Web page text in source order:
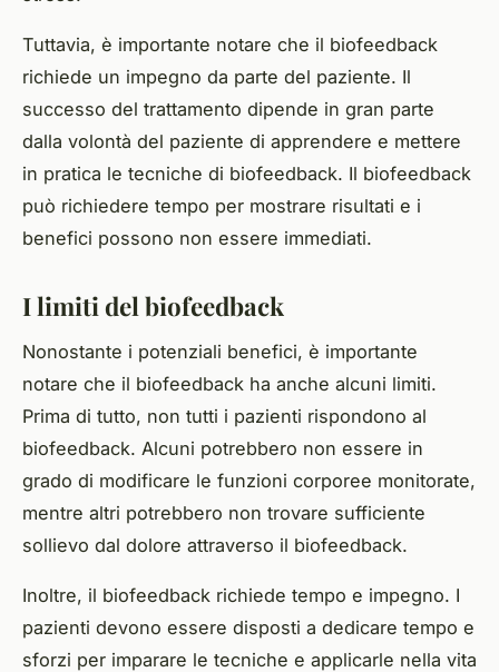
Tuttavia, è importante notare che il biofeedback
richiede un impegno da parte del paziente. Il
successo del trattamento dipende in gran parte
dalla volontà del paziente di apprendere e mettere
in pratica le tecniche di biofeedback. Il biofeedback
può richiedere tempo per mostrare risultati e i
benefici possono non essere immediati.
I limiti del biofeedback
Nonostante i potenziali benefici, è importante
notare che il biofeedback ha anche alcuni limiti.
Prima di tutto, non tutti i pazienti rispondono al
biofeedback. Alcuni potrebbero non essere in
grado di modificare le funzioni corporee monitorate,
mentre altri potrebbero non trovare sufficiente
sollievo dal dolore attraverso il biofeedback.
Inoltre, il biofeedback richiede tempo e impegno. I
pazienti devono essere disposti a dedicare tempo e
sforzi per imparare le tecniche e applicarle nella vita